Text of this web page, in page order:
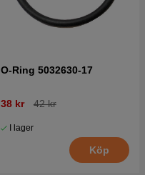
O-Ring 5032630-17
38 kr 42 kr
I lager
Köp